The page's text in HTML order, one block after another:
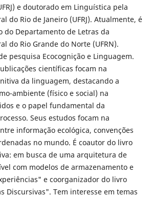
e doutorado em Linguística pela
do Rio de Janeiro (UFRJ). Atualmente, é
do Departamento de Letras da
do Rio Grande do Norte (UFRN).
pesquisa Ecocognição e Linguagem.
científicas focam na
da linguagem, destacando a
ambiente (físico e social) na
e o papel fundamental da
Seus estudos focam na
informação ecológica, convenções
no mundo. É coautor do livro
em busca de uma arquitetura de
com modelos de armazenamento e
e coorganizador do livro
Discursivas". Tem interesse em temas